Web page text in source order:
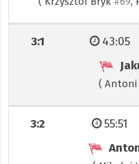
3:1
( Antoni
43:05
3:2
55:51